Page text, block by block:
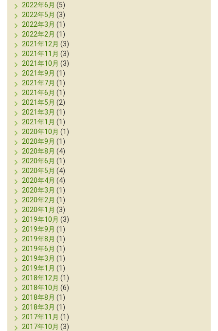
2022年6月 (5)
2022年5月 (3)
2022年3月 (1)
2022年2月 (1)
2021年12月 (3)
2021年11月 (3)
2021年10月 (3)
2021年9月 (1)
2021年7月 (1)
2021年6月 (1)
2021年5月 (2)
2021年3月 (1)
2021年1月 (1)
2020年10月 (1)
2020年9月 (1)
2020年8月 (4)
2020年6月 (1)
2020年5月 (4)
2020年4月 (4)
2020年3月 (1)
2020年2月 (1)
2020年1月 (3)
2019年10月 (3)
2019年9月 (1)
2019年8月 (1)
2019年6月 (1)
2019年3月 (1)
2019年1月 (1)
2018年12月 (1)
2018年10月 (6)
2018年8月 (1)
2018年3月 (1)
2017年11月 (1)
2017年10月 (3)